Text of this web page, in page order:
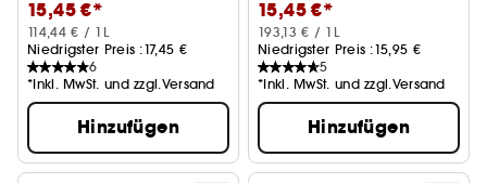
15,45 €*
114,44 € / 1L
Niedrigster Preis :17,45 €
6
*Inkl. MwSt. und zzgl.Versand
Hinzufügen
15,45 €*
193,13 € / 1L
Niedrigster Preis :15,95 €
5
*Inkl. MwSt. und zzgl.Versand
Hinzufügen